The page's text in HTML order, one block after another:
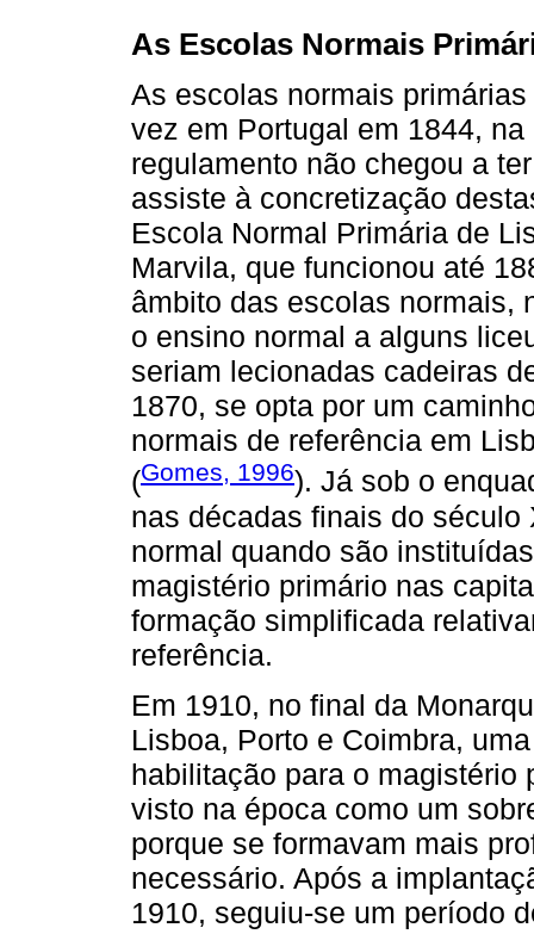
As Escolas Normais
As escolas normais
vez em Portugal em 1844,
regulamento não chegou a
assiste à concretização
Escola Normal Primária de
Marvila, que funcionou até
âmbito das escolas normais,
o ensino normal a alguns
seriam lecionadas cadeiras
1870, se opta por um
normais de referência em
(Gomes, 1996). Já sob o
nas décadas finais do
normal quando são
magistério primário nas
formação simplificada
referência.
Em 1910, no final da
Lisboa, Porto e Coimbra,
habilitação para o magistério
visto na época como um
porque se formavam mais
necessário. Após a
1910, seguiu-se um período